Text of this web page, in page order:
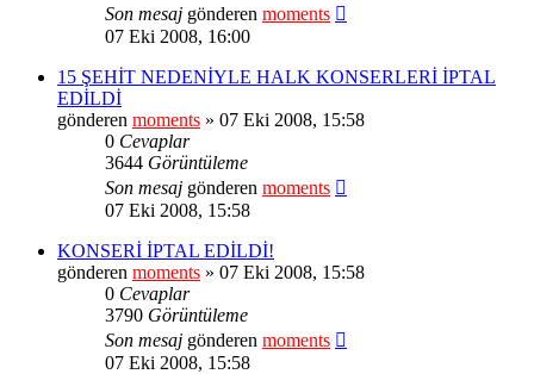
Son mesaj gönderen moments
07 Eki 2008, 16:00
15 ŞEHİT NEDENİYLE HALK KONSERLERİ İPTAL
EDİLDİ
gönderen moments » 07 Eki 2008, 15:58
0 Cevaplar
3644 Görüntüleme
Son mesaj gönderen moments
07 Eki 2008, 15:58
KONSERİ İPTAL EDİLDİ!
gönderen moments » 07 Eki 2008, 15:58
0 Cevaplar
3790 Görüntüleme
Son mesaj gönderen moments
07 Eki 2008, 15:58